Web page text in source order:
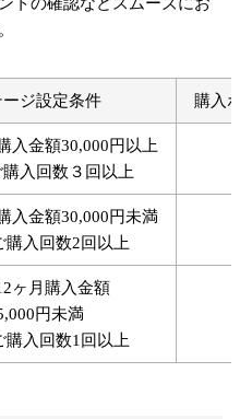
トの確認などスムーズにお
ージ設定条件 購入
入金額30,000円以上
入回数３回以上
入金額30,000円未満
購入回数2回以上
ヶ月購入金額
円未満
購入回数1回以上